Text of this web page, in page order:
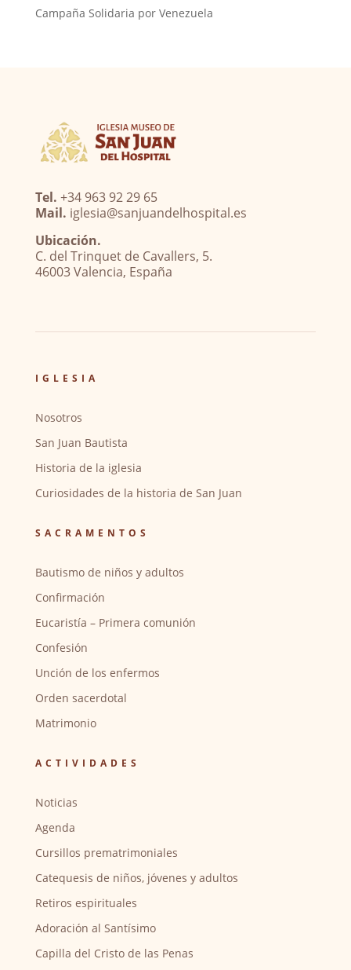
Campaña Solidaria por Venezuela
Tel. +34 963 92 29 65
Mail. iglesia@sanjuandelhospital.es
Ubicación.
C. del Trinquet de Cavallers, 5.
46003 Valencia, España
IGLESIA
Nosotros
San Juan Bautista
Historia de la iglesia
Curiosidades de la historia de San Juan
SACRAMENTOS
Bautismo de niños y adultos
Confirmación
Eucaristía – Primera comunión
Confesión
Unción de los enfermos
Orden sacerdotal
Matrimonio
ACTIVIDADES
Noticias
Agenda
Cursillos prematrimoniales
Catequesis de niños, jóvenes y adultos
Retiros espirituales
Adoración al Santísimo
Capilla del Cristo de las Penas